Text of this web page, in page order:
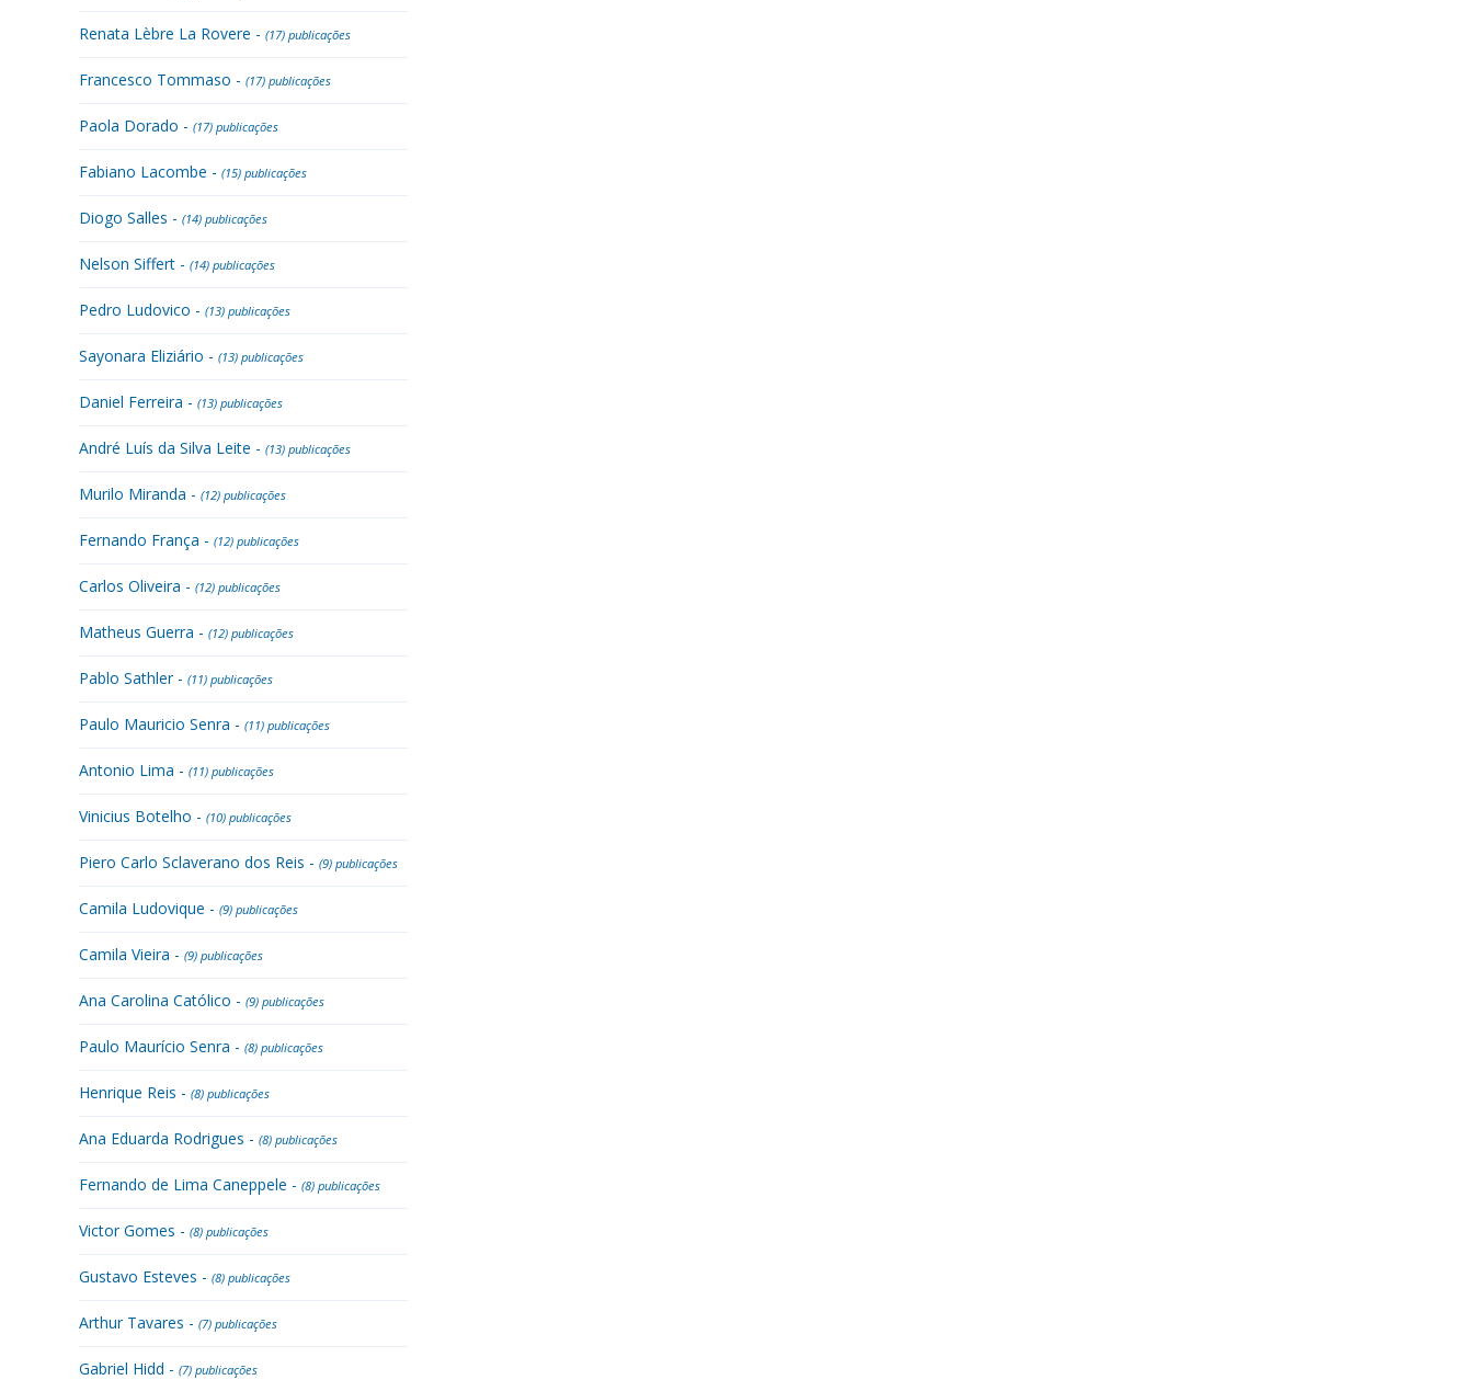
Renata Lèbre La Rovere - (17) publicações
Francesco Tommaso - (17) publicações
Paola Dorado - (17) publicações
Fabiano Lacombe - (15) publicações
Diogo Salles - (14) publicações
Nelson Siffert - (14) publicações
Pedro Ludovico - (13) publicações
Sayonara Eliziário - (13) publicações
Daniel Ferreira - (13) publicações
André Luís da Silva Leite - (13) publicações
Murilo Miranda - (12) publicações
Fernando França - (12) publicações
Carlos Oliveira - (12) publicações
Matheus Guerra - (12) publicações
Pablo Sathler - (11) publicações
Paulo Mauricio Senra - (11) publicações
Antonio Lima - (11) publicações
Vinicius Botelho - (10) publicações
Piero Carlo Sclaverano dos Reis - (9) publicações
Camila Ludovique - (9) publicações
Camila Vieira - (9) publicações
Ana Carolina Católico - (9) publicações
Paulo Maurício Senra - (8) publicações
Henrique Reis - (8) publicações
Ana Eduarda Rodrigues - (8) publicações
Fernando de Lima Caneppele - (8) publicações
Victor Gomes - (8) publicações
Gustavo Esteves - (8) publicações
Arthur Tavares - (7) publicações
Gabriel Hidd - (7) publicações